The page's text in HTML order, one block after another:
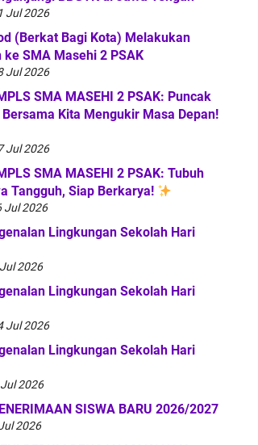
Jul 2026
(Berkat Bagi Kota) Melakukan
ke SMA Masehi 2 PSAK
Jul 2026
SMA MASEHI 2 PSAK: Puncak
Kita Mengukir Masa Depan!
Jul 2026
SMA MASEHI 2 PSAK: Tubuh
Tangguh, Siap Berkarya!
Jul 2026
Lingkungan Sekolah Hari
2026
Lingkungan Sekolah Hari
Jul 2026
Lingkungan Sekolah Hari
2026
SISWA BARU 2026/2027
2026